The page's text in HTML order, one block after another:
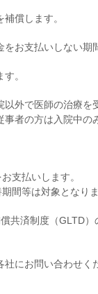
償します。
をお支払いしない期
。
外で医師の治療を
者の方は入院中の
支払いします。
間等は対象となり
共済制度（GLTD
社にお問い合わせく